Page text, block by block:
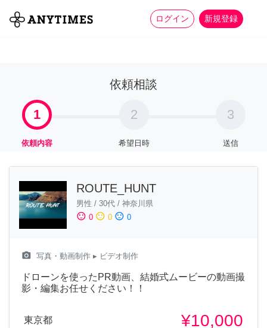
ログイン 新規登録
全て 家事 more_horiz
依頼相談
1
依頼内容
2
希望日時
3
送信
ROUTE_HUNT
男性 / 30代 / 神奈川県
sentiment_satisfied 0 sentiment_neutral 0 sentiment_dissatisfied 0
camera_alt 写真・動画制作 ▸ ビデオ制作
ドローンを使ったPR動画、結婚式ムービーの動画撮
影・編集お任せください！！
東京都 ¥10,000